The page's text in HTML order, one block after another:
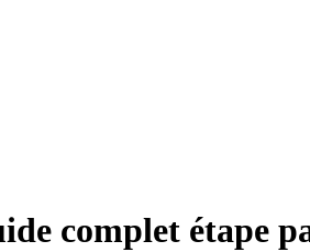
complet étape